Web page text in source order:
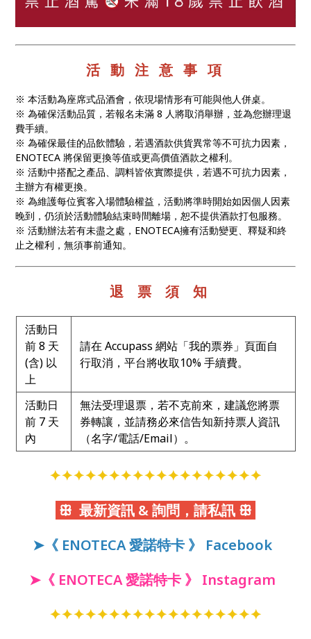
活 動 注 意 事 項
※ 本活動為座席式品酒會，依現場情形有可能與他人併桌。
※ 為確保活動品質，若報名未滿 8 人將取消舉辦，並為您辦理退
費手續。
※ 為確保最佳的品飲體驗，若遇酒款供貨異常等不可抗力因素，
ENOTECA 將保留更換等值或更高價值酒款之權利。
※ 活動中搭配之產品、調料皆依實際提供，若遇不可抗力因素，
主辦方有權更換。
※ 為維護每位賓客入場體驗權益，活動將準時開始如因個人因素
晚到，仍須於活動體驗結束時間離場，恕不提供酒款打包服務。
※ 活動辦法若有未盡之處，ENOTECA擁有活動變更、釋疑和終
止之權利，無須事前通知。
退 票 須 知
活動日
前 8 天
(含) 以
上
請在 Accupass 網站「我的票券」頁面自
行取消，平台將收取10% 手續費。
活動日
前 7 天
內
無法受理退票，若不克前來，建議您將票
券轉讓，並請務必來信告知新持票人資訊
（名字/電話/Email）。
✦✦✦✦✦✦✦✦✦✦✦✦✦✦✦✦✦✦
ꕥ 最新資訊 & 詢問，請私訊 ꕥ
➤《 ENOTECA 愛諾特卡 》 Facebook
➤《 ENOTECA 愛諾特卡 》 Instagram
✦✦✦✦✦✦✦✦✦✦✦✦✦✦✦✦✦✦